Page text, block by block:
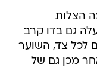
הצלות
גם בדו קרב
לכל צד, השוער
מכן גם של